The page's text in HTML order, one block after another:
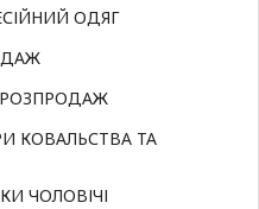
ОДЯГ
КОВАЛЬСТВА ТА
ЧОЛОВІЧІ